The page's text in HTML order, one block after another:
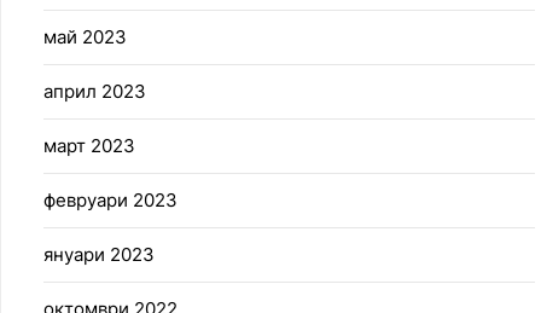
май 2023
април 2023
март 2023
февруари 2023
януари 2023